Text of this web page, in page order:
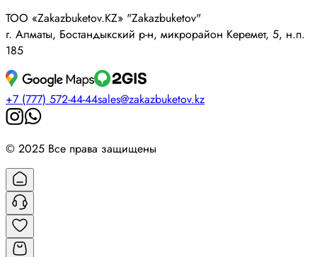
ТОО «Zakazbuketov.KZ» "Zakazbuketov"
г. Алматы, Бостандыкский р-н, микрорайон Керемет, 5, н.п.
185
+7 (777) 572-44-44sales@zakazbuketov.kz
© 2025 Все права защищены